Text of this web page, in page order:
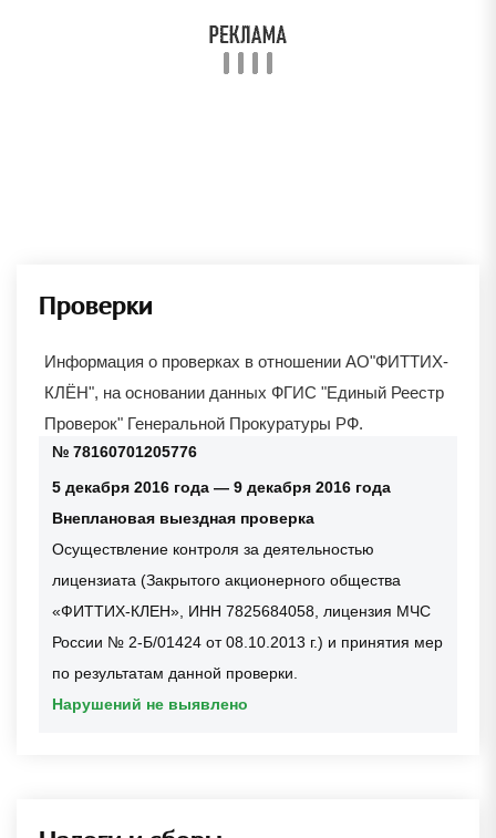
Проверки
Информация о проверках в отношении АО"ФИТТИХ-
КЛЁН", на основании данных ФГИС "Единый Реестр
Проверок" Генеральной Прокуратуры РФ.
№ 78160701205776
5 декабря 2016 года — 9 декабря 2016 года
Внеплановая выездная проверка
Осуществление контроля за деятельностью
лицензиата (Закрытого акционерного общества
«ФИТТИХ-КЛЕН», ИНН 7825684058, лицензия МЧС
России № 2-Б/01424 от 08.10.2013 г.) и принятия мер
по результатам данной проверки.
Нарушений не выявлено